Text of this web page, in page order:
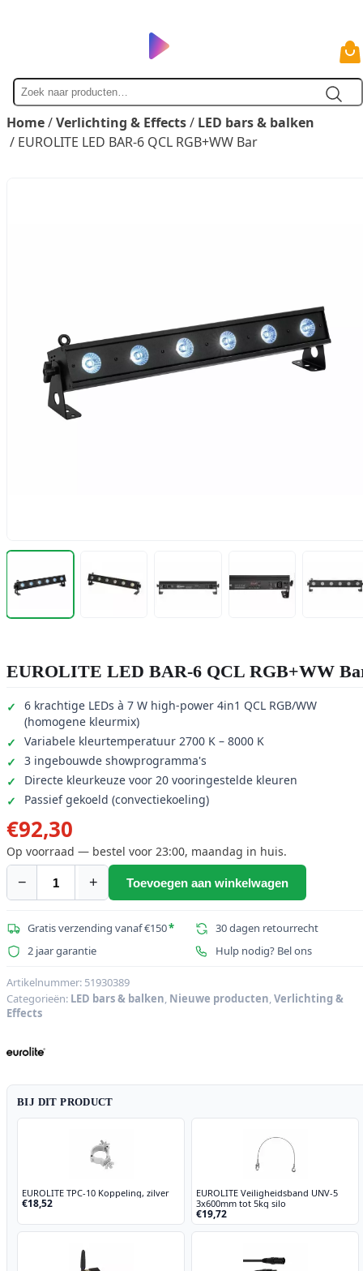
Zoek
naar
Home/Verlichting & Effects/ LED bars & balken
/ EUROLITE LED BAR-6 QCL RGB+WW Bar
EUROLITE LED BAR-6 QCL RGB+WW
6 krachtige LEDs à 7 W high-power 4in1 QCL RGB/WW
(homogene kleurmix)
Variabele kleurtemperatuur 2700 K – 8000 K
3 ingebouwde showprogramma's
Directe kleurkeuze voor 20 vooringestelde kleuren
Passief gekoeld (convectiekoeling)
€92,30
Op voorraad — bestel voor 23:00, maandag in huis.
−
EUROLITE
BAR-
6
RGB+WW
Bar
+ Toevoegen aan winkelwagen
Gratis verzending vanaf €150*
30 dagen retourrecht
2 jaar garantie
Hulp nodig? Bel ons
Artikelnummer: 51930389
Categorieën: LED bars & balken, Nieuwe producten,Verlichting &
Effects
BIJ DIT PRODUCT
EUROLITE TPC-10 Koppeling, zilver
€18,52
EUROLITE Veiligheidsband UNV-5
3x600mm tot 5kg silo
€19,72